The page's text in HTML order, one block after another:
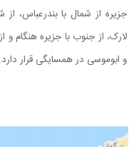
جزیره از شمال با بندرعباس،
لارک، از جنوب با جزیره هنگام
و ابوموسی در همسایگی قرار دارد.